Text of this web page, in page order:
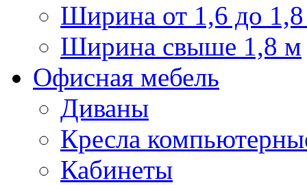
Ширина от 1,6 до
Ширина свыше 1,8 м
Офисная мебель
Диваны
Кресла
Кабинеты